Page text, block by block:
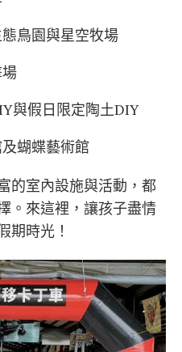
鳥園與星空牧場
與假日限定陶土DIY
蝴蝶藝術館
的室內設施與活動，都
。來這裡，讓孩子盡情
期時光！